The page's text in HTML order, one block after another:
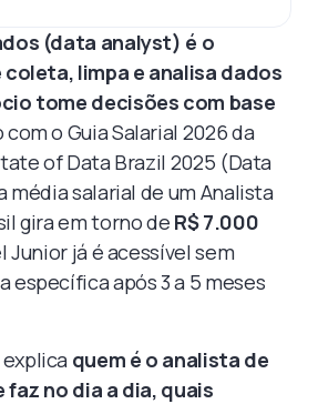
(data analyst) é o
limpa e analisa dados
tome decisões com base
o Guia Salarial 2026 da
of Data Brazil 2025 (Data
média salarial de um Analista
gira em torno de R$ 7.000
Junior já é acessível sem
específica após 3 a 5 meses
quem é o analista de
faz no dia a dia, quais